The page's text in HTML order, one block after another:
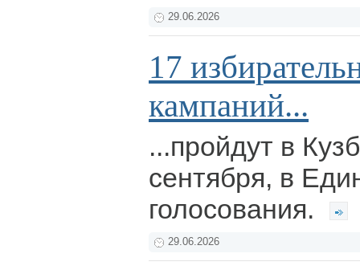
29.06.2026
17
кампаний...
...пройдут в
сентября, в
голосования.
29.06.2026